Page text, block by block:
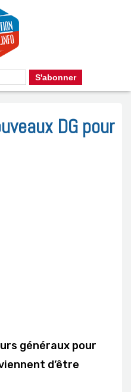
DG pour
généraux pour
d’être